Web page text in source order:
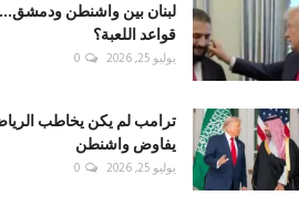
لبنان بين واشنطن ودمشق...
قواعد اللعبة؟
يوليو 25, 2026 0
ترامب لم يكن يخاطب
يفاوض واشنطن
يوليو 25, 2026 0